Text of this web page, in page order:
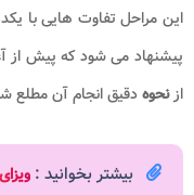
این مراحل تفاوت هایی با
پیشنهاد می شود که پیش از
ازنحوهدقیق انجام آن مطلع
بیشتر بخوانید :